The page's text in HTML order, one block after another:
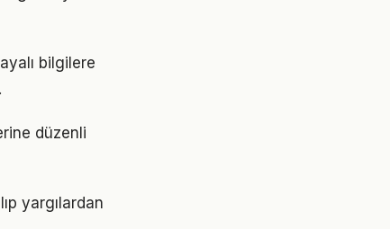
bilgilere
düzenli
yargılardan